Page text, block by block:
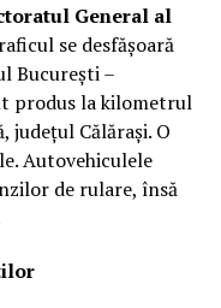
General al
se desfășoară
București –
produs la kilometrul
județul Călărași. O
Autovehiculele
de rulare, însă